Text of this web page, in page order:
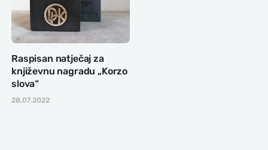
Raspisan natječaj za
književnu nagradu „Korzo
slova“
28.07.2022